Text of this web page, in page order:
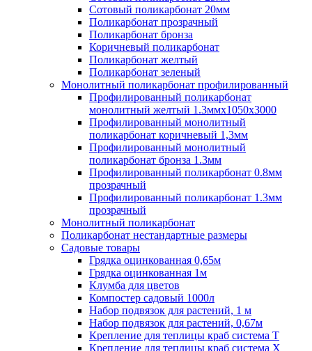
Сотовый поликарбонат 20мм
Поликарбонат прозрачный
Поликарбонат бронза
Коричневый поликарбонат
Поликарбонат желтый
Поликарбонат зеленый
Монолитный поликарбонат профилированный
Профилированный поликарбонат
монолитный желтый 1.3ммх1050х3000
Профилированный монолитный
поликарбонат коричневый 1,3мм
Профилированный монолитный
поликарбонат бронза 1.3мм
Профилированный поликарбонат 0.8мм
прозрачный
Профилированный поликарбонат 1.3мм
прозрачный
Монолитный поликарбонат
Поликарбонат нестандартные размеры
Садовые товары
Грядка оцинкованная 0,65м
Грядка оцинкованная 1м
Клумба для цветов
Компостер садовый 1000л
Набор подвязок для растений, 1 м
Набор подвязок для растений, 0,67м
Крепление для теплицы краб система Т
Крепление для теплицы краб система Х